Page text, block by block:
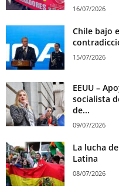
16/07/2026
Chile bajo
15/07/2026
EEUU –
socialista
de...
09/07/2026
La lucha
Latina
08/07/2026